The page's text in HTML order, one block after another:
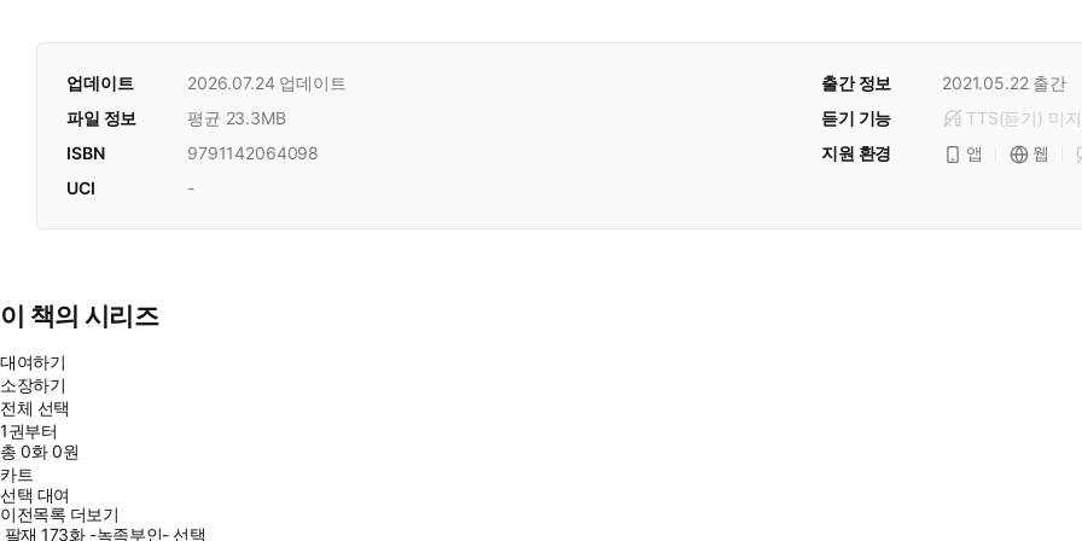
업데이트 2026.07.24 업데이트 출간 정보 2021.05.22 출간
듣기 기능
TTS(듣기) 미
파일 정보
평균 23.3MB
지원 환경
앱 웹
ISBN
9791142064098
UCI
-
이 책의 시리즈
대여하기
소장하기
전체 선택
1권부터
총0화0원
카트
선택 대여
이전목록 더보기
팔재 173화 -녹족부인- 선택